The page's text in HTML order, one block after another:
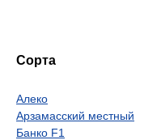
Сорта
Алеко
Арзамасский местный
Банко F1